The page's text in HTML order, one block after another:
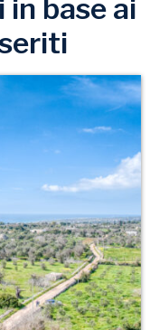
base ai